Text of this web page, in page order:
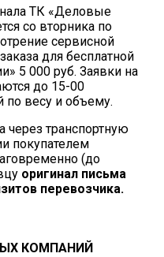
ТК «Деловые
со вторника по
сервисной
для бесплатной
5 000 руб. Заявки на
до 15-00
по весу и объему.
через транспортную
покупателем
(до
оригинал письма
перевозчика.
КОМПАНИЙ